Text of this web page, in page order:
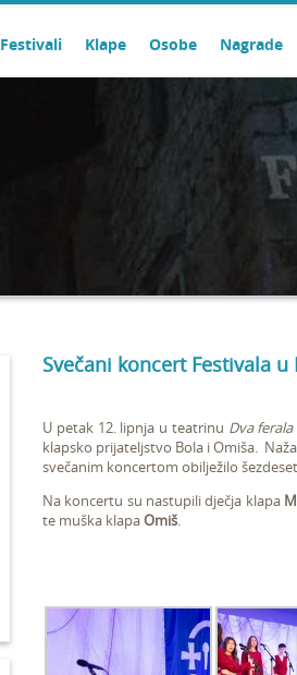
Festivali Klape Osobe Nagrade
Svečani koncert Festivala u
U petak 12. lipnja u teatrinu Dva ferala
klapsko prijateljstvo Bola i Omiša.
svečanim koncertom obilježilo
Na koncertu su nastupili dječja klapa
te muška klapaOmiš.